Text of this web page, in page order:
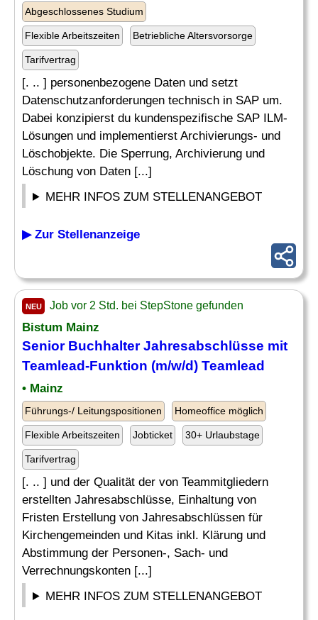
Abgeschlossenes Studium
Flexible Arbeitszeiten Betriebliche Altersvorsorge
Tarifvertrag
[. .. ] personenbezogene Daten und setzt
Datenschutzanforderungen technisch in SAP um.
Dabei konzipierst du kundenspezifische SAP ILM-
Lösungen und implementierst Archivierungs- und
Löschobjekte. Die Sperrung, Archivierung und
Löschung von Daten [...]
MEHR INFOS ZUM STELLENANGEBOT
▶ Zur Stellenanzeige
NEU Job vor 2 Std. bei StepStone gefunden
Bistum Mainz
Senior Buchhalter Jahresabschlüsse mit
Teamlead-Funktion (m/w/d) Teamlead
• Mainz
Führungs-/ Leitungspositionen Homeoffice möglich
Flexible Arbeitszeiten Jobticket 30+ Urlaubstage
Tarifvertrag
[. .. ] und der Qualität der von Teammitgliedern
erstellten Jahresabschlüsse, Einhaltung von
Fristen Erstellung von Jahresabschlüssen für
Kirchengemeinden und Kitas inkl. Klärung und
Abstimmung der Personen-, Sach- und
Verrechnungskonten [...]
MEHR INFOS ZUM STELLENANGEBOT